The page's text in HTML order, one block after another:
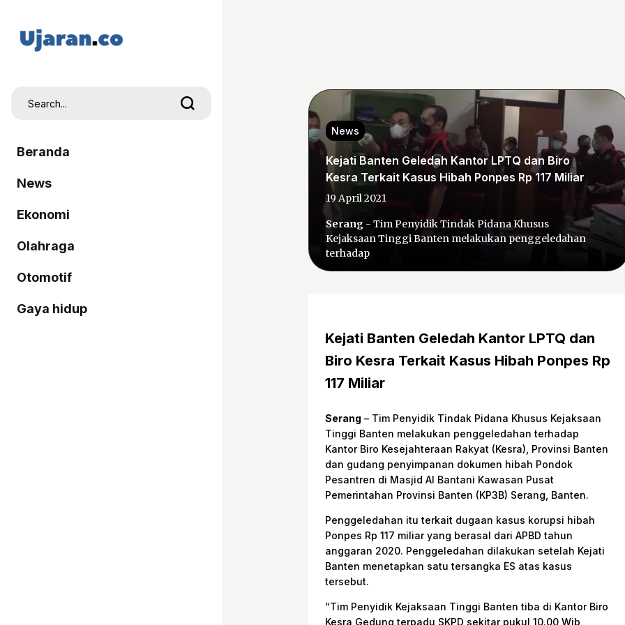
Beranda
News
Ekonomi
Olahraga
Otomotif
Gaya hidup
News
Kejati Banten Geledah Kantor LPTQ dan Biro
Kesra Terkait Kasus Hibah Ponpes Rp 117 Miliar
19 April 2021
Serang - Tim Penyidik Tindak Pidana Khusus
Kejaksaan Tinggi Banten melakukan penggeledahan
terhadap
Kejati Banten Geledah Kantor LPTQ dan
Biro Kesra Terkait Kasus Hibah Ponpes Rp
117 Miliar
Serang – Tim Penyidik Tindak Pidana Khusus Kejaksaan
Tinggi Banten melakukan penggeledahan terhadap
Kantor Biro Kesejahteraan Rakyat (Kesra), Provinsi Banten
dan gudang penyimpanan dokumen hibah Pondok
Pesantren di Masjid Al Bantani Kawasan Pusat
Pemerintahan Provinsi Banten (KP3B) Serang, Banten.
Penggeledahan itu terkait dugaan kasus korupsi hibah
Ponpes Rp 117 miliar yang berasal dari APBD tahun
anggaran 2020. Penggeledahan dilakukan setelah Kejati
Banten menetapkan satu tersangka ES atas kasus
tersebut.
“Tim Penyidik Kejaksaan Tinggi Banten tiba di Kantor Biro
Kesra Gedung terpadu SKPD sekitar pukul 10.00 Wib